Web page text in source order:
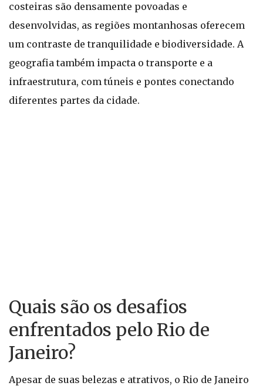
costeiras são densamente povoadas e
desenvolvidas, as regiões montanhosas oferecem
um contraste de tranquilidade e biodiversidade. A
geografia também impacta o transporte e a
infraestrutura, com túneis e pontes conectando
diferentes partes da cidade.
Quais são os desafios
enfrentados pelo Rio de
Janeiro?
Apesar de suas belezas e atrativos, o Rio de Janeiro